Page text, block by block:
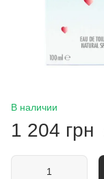
В наличии
1 204 грн